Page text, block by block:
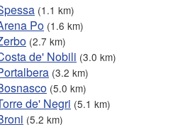
(1.1 km)
Po (1.6 km)
(2.7 km)
de' Nobili (3.0 km)
(3.2 km)
(5.0 km)
de' Negri (5.1 km)
(5.2 km)